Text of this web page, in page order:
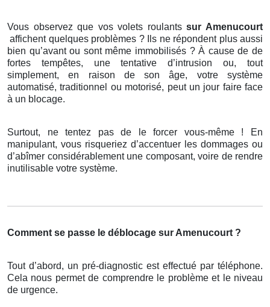
Vous observez que vos volets roulantssur Amenucourt
affichent quelques problèmes ? Ils ne répondent plus aussi
bien qu’avant ou sont même immobilisés ? À cause de de
fortes tempêtes, une tentative d’intrusion ou, tout
simplement, en raison de son âge, votre système
automatisé, traditionnel ou motorisé, peut un jour faire face
à un blocage.
Surtout, ne tentez pas de le forcer vous-même ! En
manipulant, vous risqueriez d’accentuer les dommages ou
d’abîmer considérablement une composant, voire de rendre
inutilisable votre système.
Comment se passe le déblocage sur Amenucourt ?
Tout d’abord, un pré-diagnostic est effectué par téléphone.
Cela nous permet de comprendre le problème et le niveau
de urgence.